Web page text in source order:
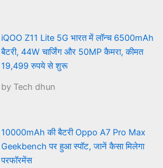
iQOO Z11 Lite 5G भारत में लॉन्च 6500mAh
बैटरी, 44W चार्जिंग और 50MP कैमरा, कीमत
19,499 रुपये से शुरू
by Tech dhun
10000mAh की बैटरी Oppo A7 Pro Max
Geekbench पर हुआ स्पॉट, जानें कैसा मिलेगा
परफॉरमेंस